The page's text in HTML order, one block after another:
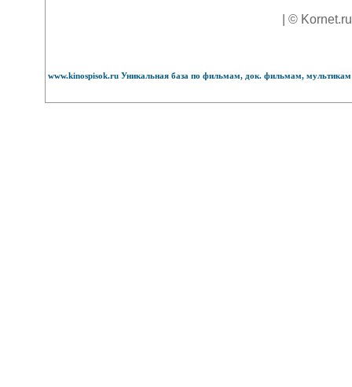
| ©
www.kinospisok.ru Уникальная база по фильмам, док. фильмам,